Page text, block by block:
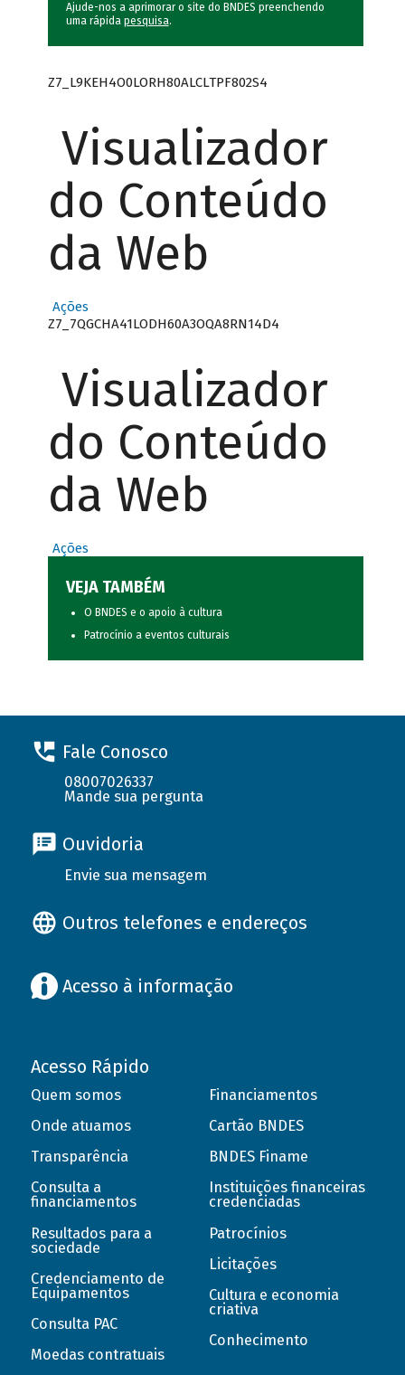
Ajude-nos a aprimorar o site do BNDES preenchendo
uma rápida pesquisa.
Z7_L9KEH4O0LORH80ALCLTPF802S4
Visualizador
do Conteúdo
da Web
Ações
Z7_7QGCHA41LODH60A3OQA8RN14D4
Visualizador
do Conteúdo
da Web
Ações
VEJA TAMBÉM
O BNDES e o apoio à cultura
Patrocínio a eventos culturais
Fale Conosco
08007026337
Mande sua pergunta
Ouvidoria
Envie sua mensagem
Outros telefones e endereços
Acesso à informação
Acesso Rápido
Quem somos
Onde atuamos
Transparência
Consulta a
financiamentos
Resultados para a
sociedade
Credenciamento de
Equipamentos
Consulta PAC
Moedas contratuais
Financiamentos
Cartão BNDES
BNDES Finame
Instituições financeiras
credenciadas
Patrocínios
Licitações
Cultura e economia
criativa
Conhecimento